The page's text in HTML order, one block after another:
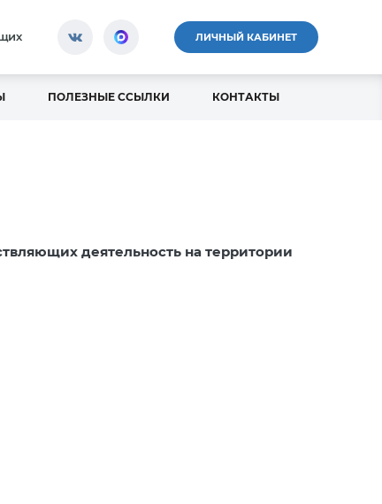
ЛИЧНЫЙ КАБИНЕТ
ПОЛЕЗНЫЕ ССЫЛКИ КОНТАКТЫ
деятельность на территории